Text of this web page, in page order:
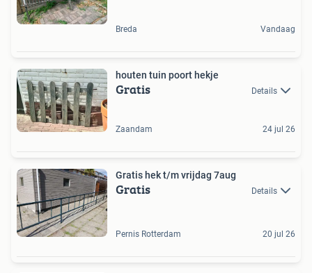
Breda Vandaag
houten tuin poort hekje
Gratis Details
Zaandam 24 jul 26
Gratis hek t/m vrijdag 7aug
Gratis Details
Pernis Rotterdam 20 jul 26